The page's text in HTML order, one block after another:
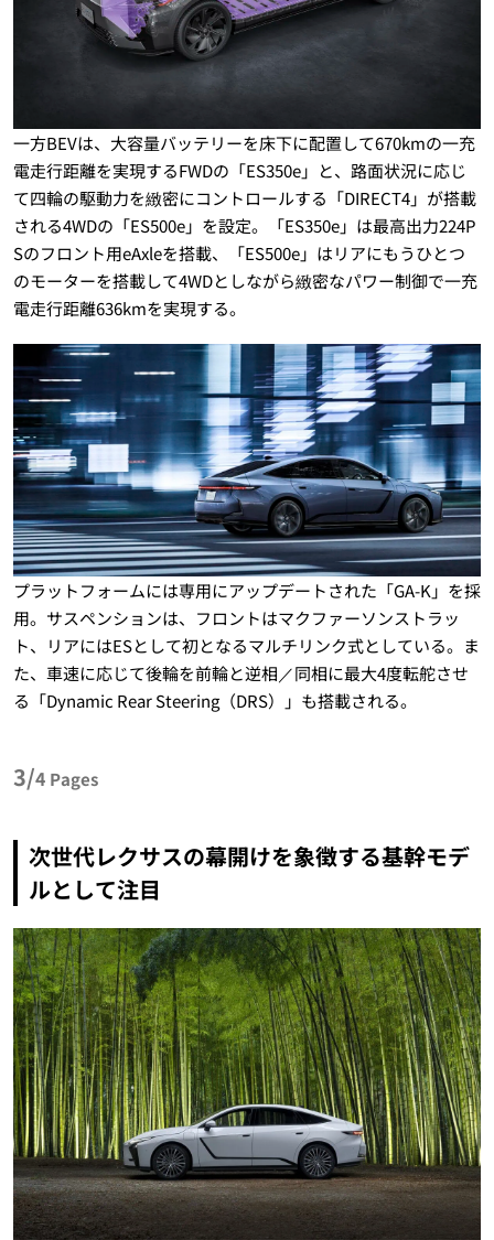
一方BEVは、大容量バッテリーを床下に配置して670kmの一充
電走行距離を実現するFWDの「ES350e」と、路面状況に応じ
て四輪の駆動力を緻密にコントロールする「DIRECT4」が搭載
される4WDの「ES500e」を設定。「ES350e」は最高出力224P
Sのフロント用eAxleを搭載、「ES500e」はリアにもうひとつ
のモーターを搭載して4WDとしながら緻密なパワー制御で一充
電走行距離636kmを実現する。
プラットフォームには専用にアップデートされた「GA-K」を採
用。サスペンションは、フロントはマクファーソンストラッ
ト、リアにはESとして初となるマルチリンク式としている。ま
た、車速に応じて後輪を前輪と逆相／同相に最大4度転舵させ
る「Dynamic Rear Steering（DRS）」も搭載される。
3/4 Pages
次世代レクサスの幕開けを象徴する基幹モデ
ルとして注目